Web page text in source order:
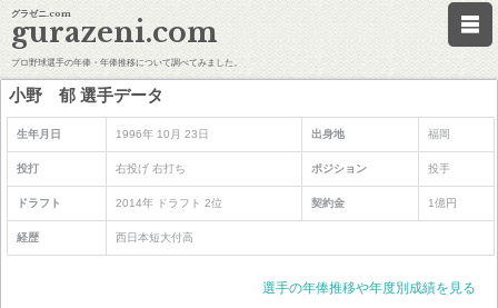
グラゼニ.com
gurazeni.com
プロ野球選手の年俸・年俸推移について調べてみました。
小野 郁 選手データ
生年月日 1996年 10月 23日 出身地 福岡
投打 右投げ 右打ち ポジション 投手
ドラフト 2014年 ドラフト 2位 契約金 1億円
経歴 西日本短大付高
選手の年俸推移や年度別成績を見る